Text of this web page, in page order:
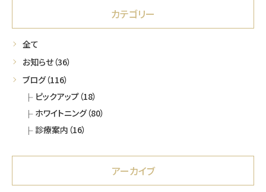
カテゴリー
全て
お知らせ（36）
ブログ（116）
ピックアップ（18）
ホワイトニング（80）
診療案内 （16）
アーカイブ